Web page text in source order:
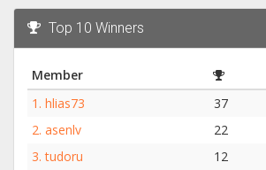
Top 10 Winners
Member
1. hlias73 37
2. asenlv 22
3.tudoru 12